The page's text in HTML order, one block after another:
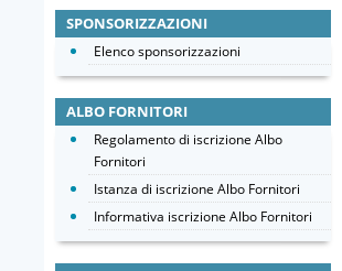
SPONSORIZZAZIONI
Elenco sponsorizzazioni
ALBO FORNITORI
Regolamento di iscrizione Albo
Fornitori
Istanza di iscrizione Albo Fornitori
Informativa iscrizione Albo Fornitori